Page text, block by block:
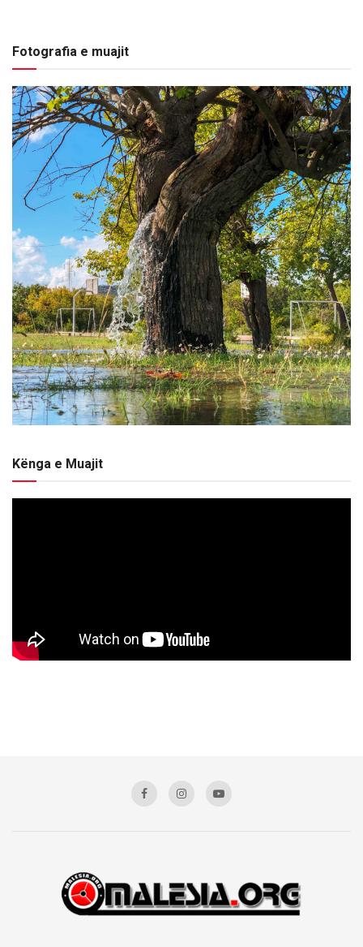
Fotografia e muajit
Kënga e Muajit